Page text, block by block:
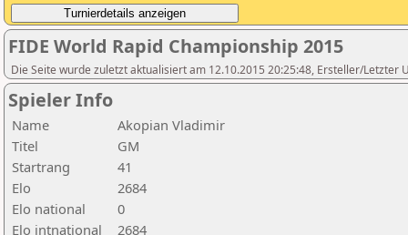
FIDE World Rapid Championship 2015
Die Seite wurde zuletzt aktualisiert am 12.10.2015 20:25:48, Ersteller/Letzter
Spieler Info
Name
Akopian Vladimir
Titel
GM
Startrang
41
Elo
2684
Elo national
0
Elo intnational
2684